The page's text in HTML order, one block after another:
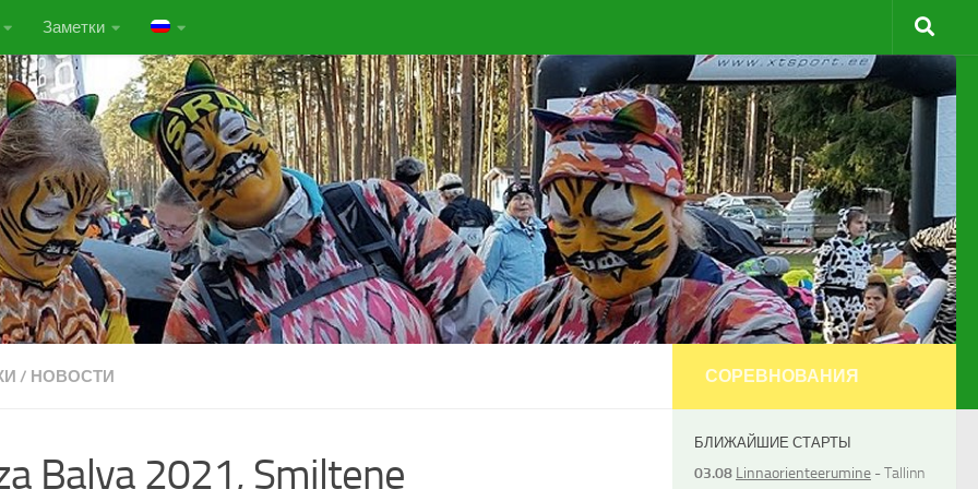
Заметки
/ НОВОСТИ
Balva 2021, Smiltene
СОРЕВНОВАНИЯ
БЛИЖАЙШИЕ СТАРТЫ
03.08 Linnaorienteerumine - Tallinn